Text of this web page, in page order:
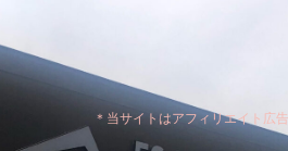
＊当サイトはアフィリエイト広